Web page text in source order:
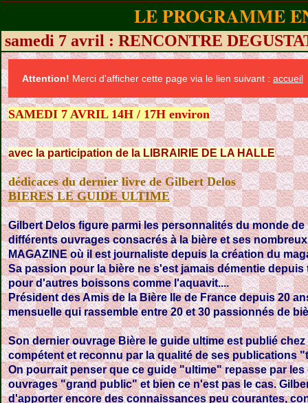
LE PROGRAMME
samedi 7 avril : RENCONTRE
Attention! Merci d'afficher cette page via le lien suivant : accueil
SAMEDI 7 AVRIL 14H / 17H environ
avec la participation de la LIBRAIRIE DE LA HALLE
dédicaces du dernier livre de Gilbert Delos
BIERES LE GUIDE ULTIME
Gilbert Delosfigure parmi les personnalités du monde
différents ouvrages consacrés à la bière et ses
MAGAZINE où il est journaliste depuis la création du
Sa passion pour la bière ne s'est jamais démentie
pour d'autres boissons comme l'aquavit....
Président des Amis de la Bière Ile de France depuis 20
mensuelle qui rassemble entre 20 et 30 passionnés de
Son dernier ouvrage Bière le guide ultime est publié
compétent et reconnu par la qualité de ses publications
On pourrait penser que ce guide "ultime" repasse par
ouvrages "grand public" et bien ce n'est pas le cas.
d'apporter encore des connaissances peu courantes,